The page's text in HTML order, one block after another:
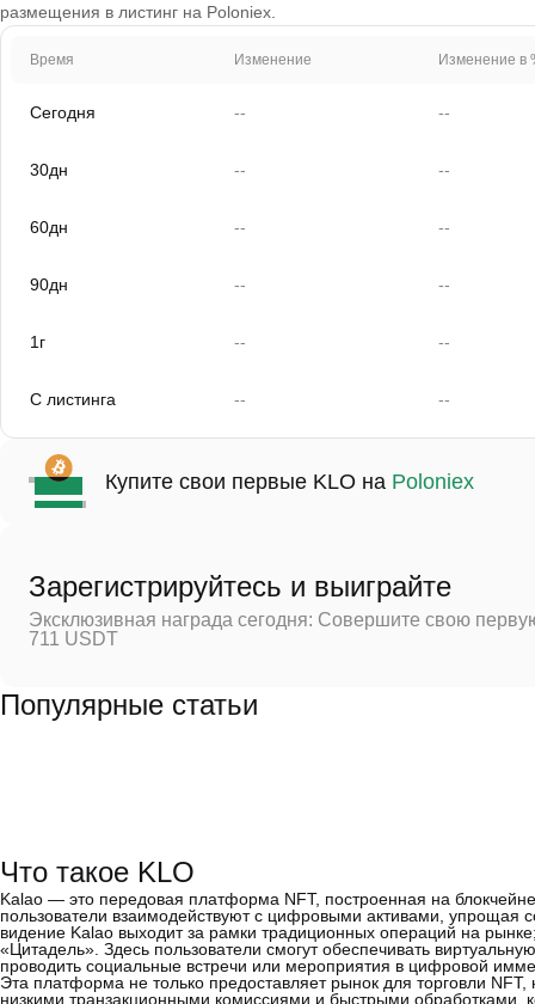
размещения в листинг на Poloniex.
Время Изменение Изменение в
Сегодня -- --
30дн -- --
60дн -- --
90дн -- --
1г -- --
С листинга -- --
Купите свои первые KLO на Poloniex
Зарегистрируйтесь и выиграйте
Эксклюзивная награда сегодня: Совершите свою
711 USDT
Популярные статьи
Что такое KLO
Kalao — это передовая платформа NFT, построенная на
пользователи взаимодействуют с цифровыми активами, упрощая
видение Kalao выходит за рамки традиционных операций на
«Цитадель». Здесь пользователи смогут обеспечивать
проводить социальные встречи или мероприятия в цифровой
Эта платформа не только предоставляет рынок для торговли
низкими транзакционными комиссиями и быстрыми